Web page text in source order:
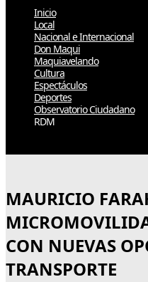
Inicio
Local
Nacional e Internacional
Don Maqui
Maquiavelando
Cultura
Espectáculos
Deportes
Observatorio Ciudadano
RDM
MAURICIO
CON NUEVAS
TRANSPORTE